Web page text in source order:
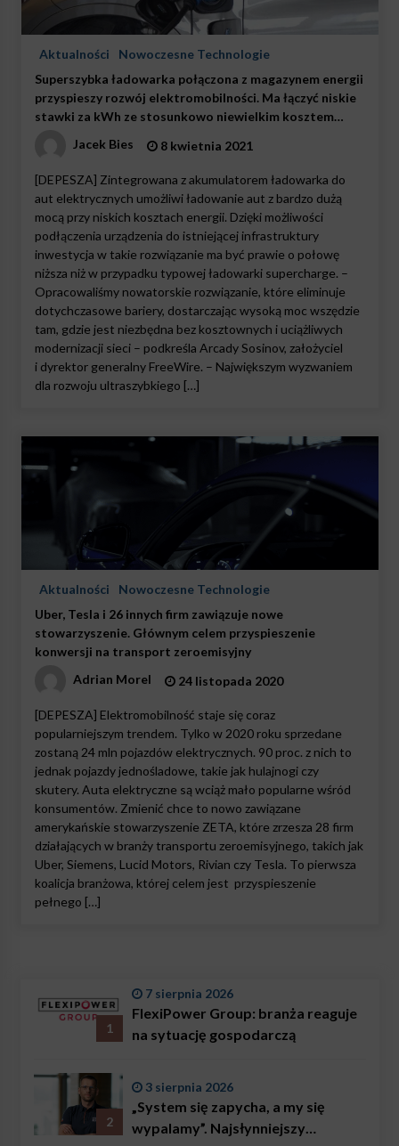
Aktualności
Nowoczesne Technologie
Superszybka ładowarka połączona z magazynem energii
przyspieszy rozwój elektromobilności. Ma łączyć niskie
stawki za kWh ze stosunkowo niewielkim kosztem
Jacek Bies 8 kwietnia 2021
[DEPESZA] Zintegrowana z akumulatorem ładowarka do
aut elektrycznych umożliwi ładowanie aut z bardzo dużą
mocą przy niskich kosztach energii. Dzięki możliwości
podłączenia urządzenia do istniejącej infrastruktury
inwestycja w takie rozwiązanie ma być prawie o połowę
niższa niż w przypadku typowej ładowarki supercharge. –
Opracowaliśmy nowatorskie rozwiązanie, które eliminuje
dotychczasowe bariery, dostarczając wysoką moc wszędzie
tam, gdzie jest niezbędna bez kosztownych i uciążliwych
modernizacji sieci – podkreśla Arcady Sosinov, założyciel
i dyrektor generalny FreeWire. – Największym wyzwaniem
dla rozwoju ultraszybkiego […]
Aktualności
Nowoczesne Technologie
Uber, Tesla i 26 innych firm zawiązuje nowe
stowarzyszenie. Głównym celem przyspieszenie
konwersji na transport zeroemisyjny
Adrian Morel
24 listopada 2020
[DEPESZA] Elektromobilność staje się coraz
popularniejszym trendem. Tylko w 2020 roku sprzedane
zostaną 24 mln pojazdów elektrycznych. 90 proc. z nich to
jednak pojazdy jednośladowe, takie jak hulajnogi czy
skutery. Auta elektryczne są wciąż mało popularne wśród
konsumentów. Zmienić chce to nowo zawiązane
amerykańskie stowarzyszenie ZETA, które zrzesza 28 firm
działających w branży transportu zeroemisyjnego, takich jak
Uber, Siemens, Lucid Motors, Rivian czy Tesla. To pierwsza
koalicja branżowa, której celem jest przyspieszenie
pełnego […]
1
7 sierpnia 2026
FlexiPower Group: branża reaguje
na sytuację gospodarczą
2
3 sierpnia 2026
„System się zapycha, a my się
wypalamy”. Najsłynniejszy